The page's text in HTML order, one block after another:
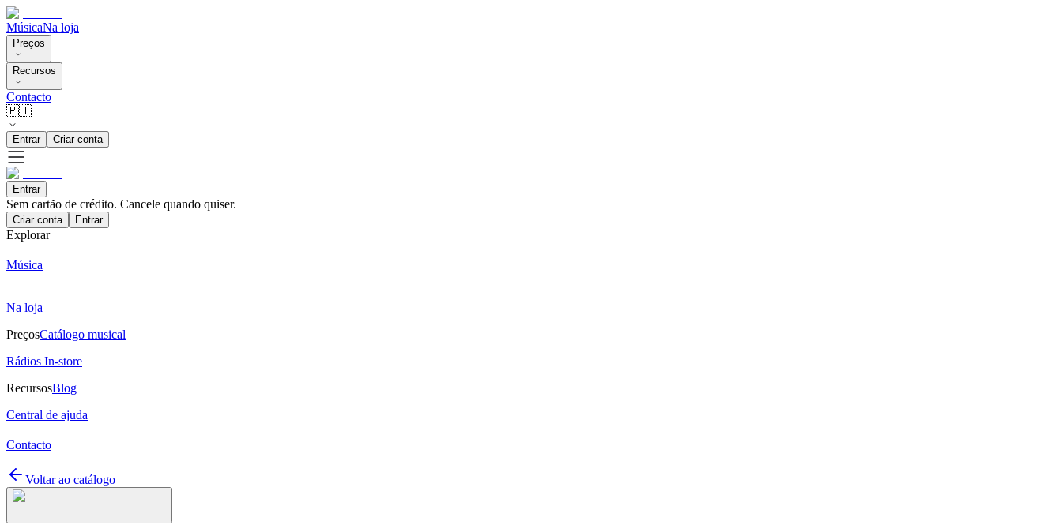
MúsicaNa loja
Preços
Recursos
Contacto
🇵🇹
Entrar Criar conta
Entrar
Sem cartão de crédito. Cancele quando quiser.
Criar conta Entrar
Explorar
Música
Na loja
PreçosCatálogo musical
Rádios In-store
RecursosBlog
Central de ajuda
Contacto
Voltar ao catálogo